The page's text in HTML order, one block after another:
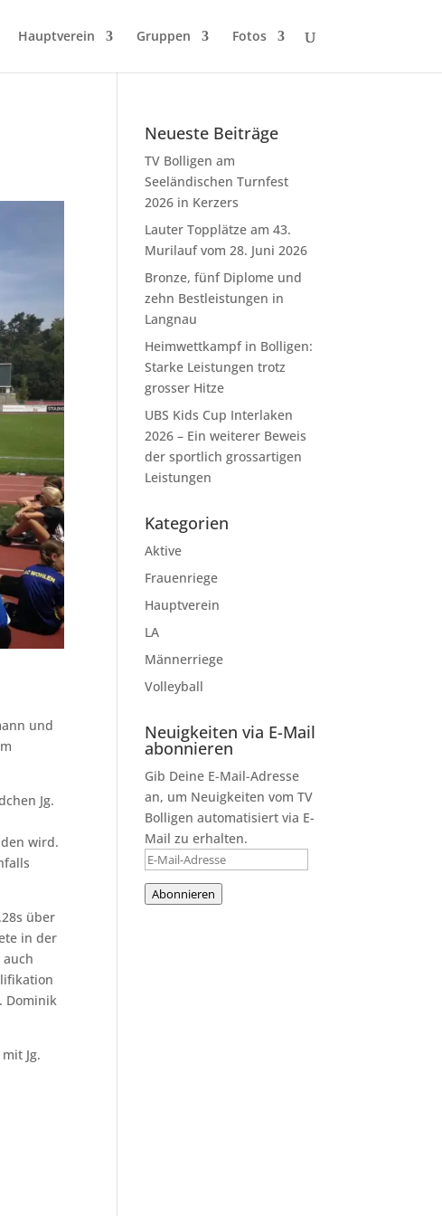
Hauptverein Gruppen Fotos
und
Jg.
wird.
über
in der
Dominik
Jg.
Neueste Beiträge
TV Bolligen am
Seeländischen Turnfest
2026 in Kerzers
Lauter Topplätze am 43.
Murilauf vom 28. Juni 2026
Bronze, fünf Diplome und
zehn Bestleistungen in
Langnau
Heimwettkampf in Bolligen:
Starke Leistungen trotz
grosser Hitze
UBS Kids Cup Interlaken
2026 – Ein weiterer Beweis
der sportlich grossartigen
Leistungen
Kategorien
Aktive
Frauenriege
Hauptverein
LA
Männerriege
Volleyball
Neuigkeiten via E-Mail
abonnieren
Gib Deine E-Mail-Adresse
an, um Neuigkeiten vom TV
Bolligen automatisiert via E-
Mail zu erhalten.
E-
Mail-
Adresse
Abonnieren